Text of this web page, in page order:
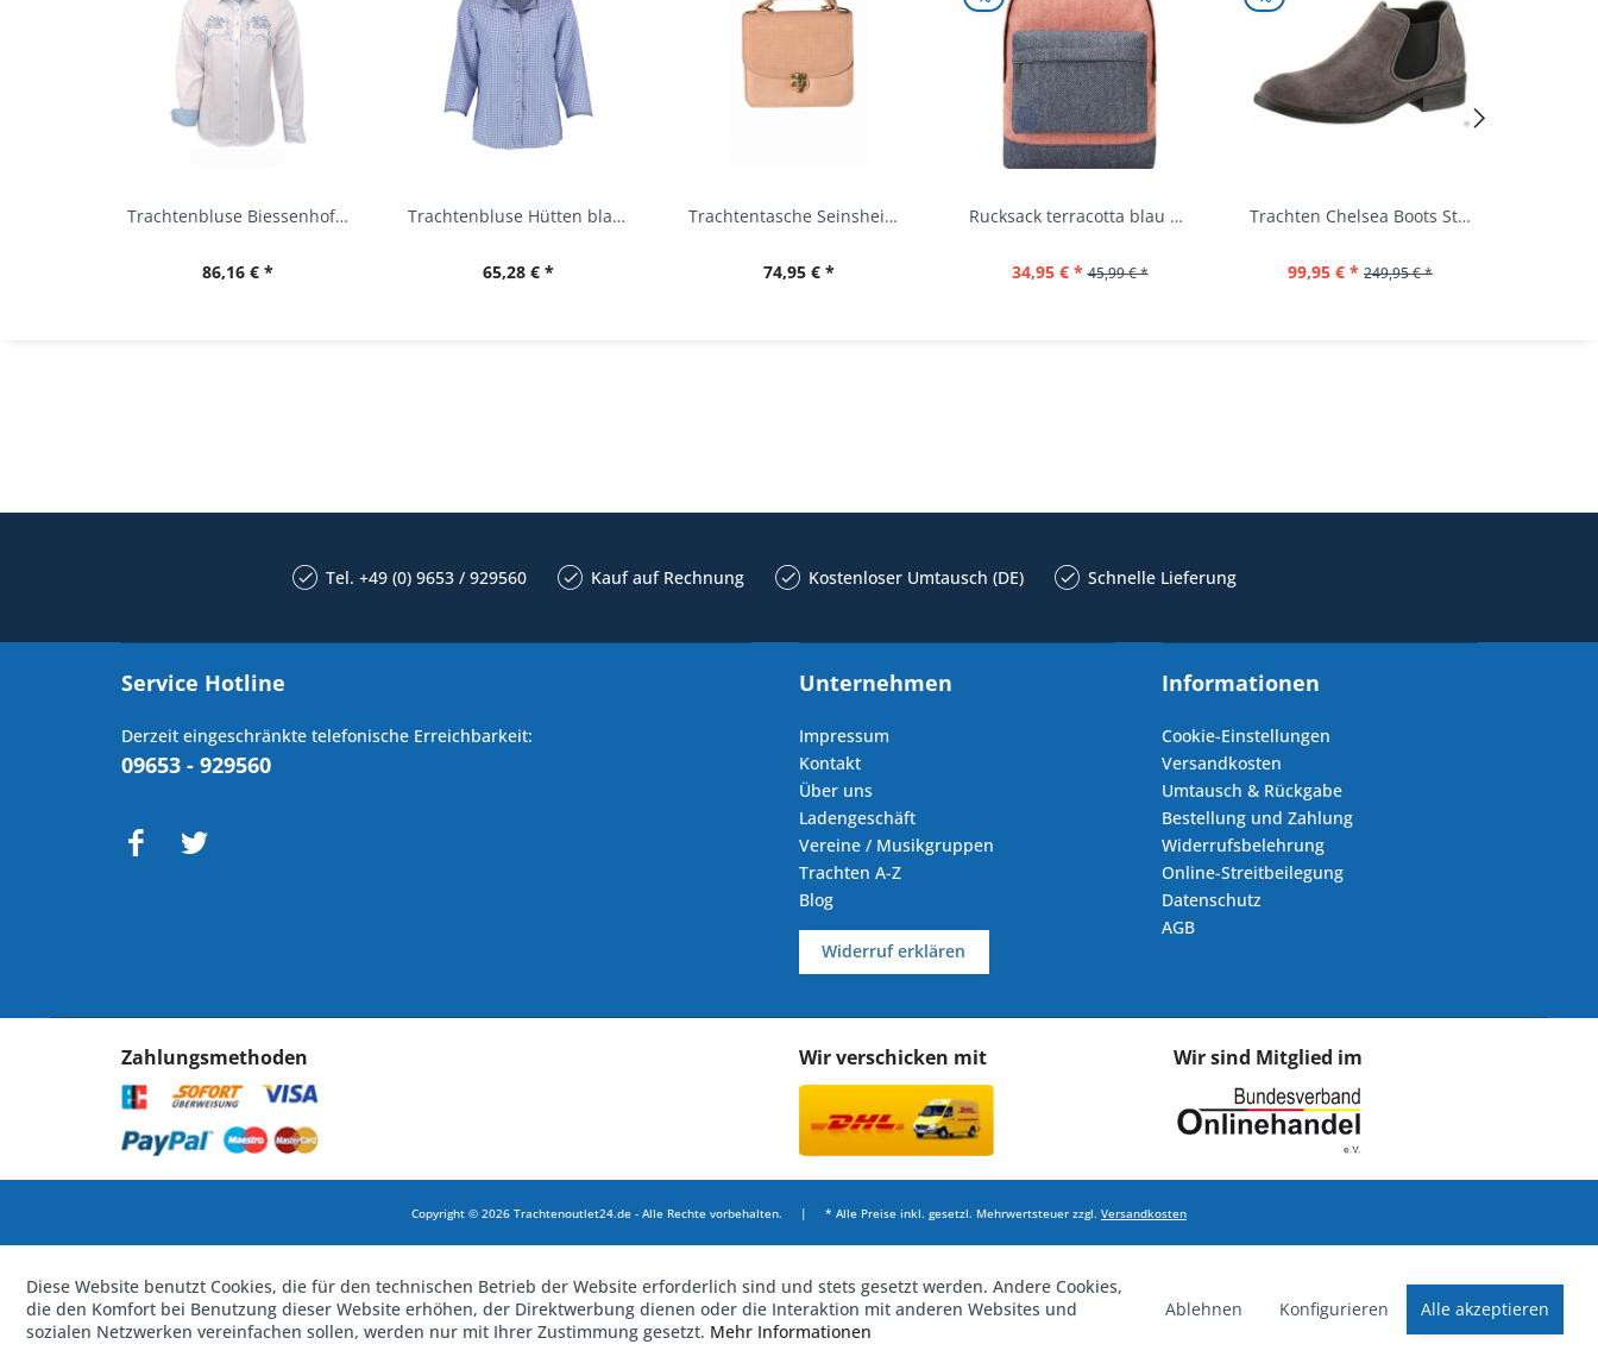
Trachtenbluse Biessenhofen weiß Langarm OS...
86,16 € *
Trachtenbluse Hütten blau 7/8 Arm OS Trachten
65,28 € *
Trachtentasche Seinsheim lachs rosa Werner...
74,95 € *
Rucksack terracotta blau navy Mi-Pac...
34,95 € * 45,99 € *
Trachten Chelsea Boots Stiefel Fürstenstein...
99,95 € * 249,95 € *
Tel. +49 (0) 9653 / 929560 Kauf auf Rechnung Kostenloser Umtausch (DE) Schnelle Lieferung
Service Hotline
Derzeit eingeschränkte telefonische Erreichbarkeit:
09653 - 929560
Unternehmen
Impressum
Kontakt
Über uns
Ladengeschäft
Vereine / Musikgruppen
Trachten A-Z
Blog
Widerruf erklären
Informationen
Cookie-Einstellungen
Versandkosten
Umtausch & Rückgabe
Bestellung und Zahlung
Widerrufsbelehrung
Online-Streitbeilegung
Datenschutz
AGB
Zahlungsmethoden Wir verschicken mit Wir sind Mitglied im
Copyright © 2026 Trachtenoutlet24.de - Alle Rechte vorbehalten. | * Alle Preise inkl. gesetzl. Mehrwertsteuer zzgl. Versandkosten
Diese Website benutzt Cookies, die für den technischen Betrieb der Website erforderlich sind und stets gesetzt werden. Andere Cookies,
die den Komfort bei Benutzung dieser Website erhöhen, der Direktwerbung dienen oder die Interaktion mit anderen Websites und
sozialen Netzwerken vereinfachen sollen, werden nur mit Ihrer Zustimmung gesetzt. Mehr Informationen
Ablehnen Konfigurieren Alle akzeptieren